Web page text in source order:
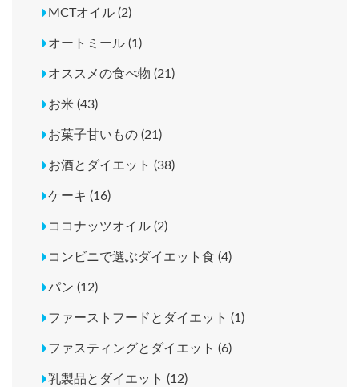
MCTオイル (2)
オートミール (1)
オススメの食べ物 (21)
お米 (43)
お菓子甘いもの (21)
お酒とダイエット (38)
ケーキ (16)
ココナッツオイル (2)
コンビニで選ぶダイエット食 (4)
パン (12)
ファーストフードとダイエット (1)
ファスティングとダイエット (6)
乳製品とダイエット (12)